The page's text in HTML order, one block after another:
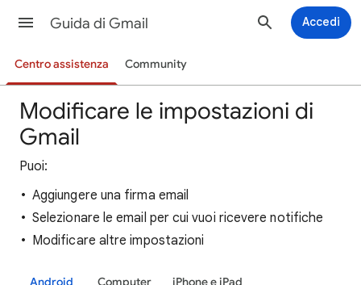
Guida di Gmail Accedi
Centro assistenza Community
Modificare le impostazioni di
Gmail
Puoi:
Aggiungere una firma email
Selezionare le email per cui vuoi ricevere notifiche
Modificare altre impostazioni
Android Computer iPhone e iPad